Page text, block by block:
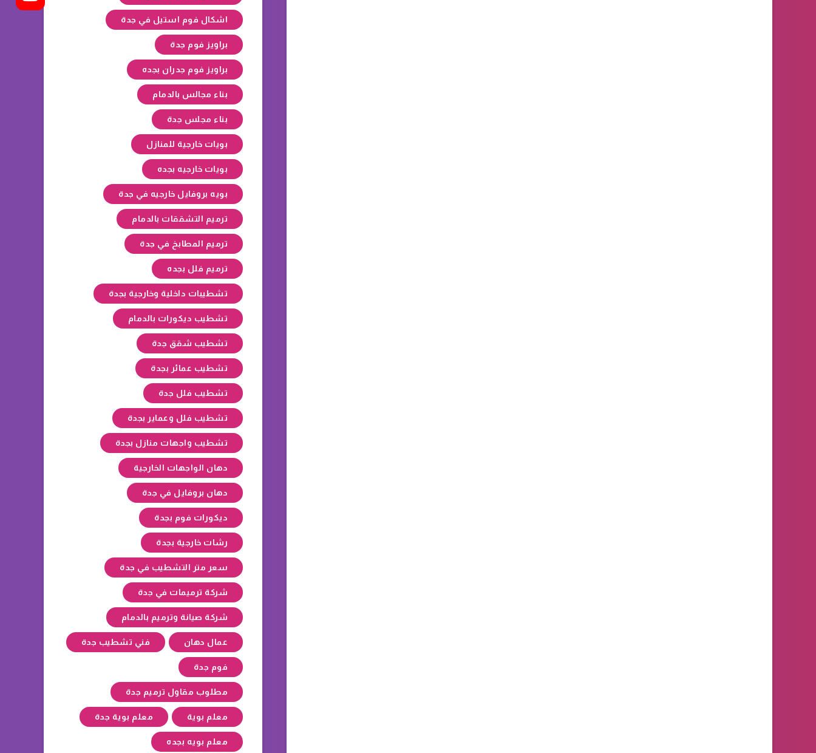
اشكال فوم استيل في جدة
براويز فوم جدة
براويز فوم جدران بجده
بناء مجالس بالدمام
بناء مجلس جدة
بويات خارجية للمنازل
بويات خارجيه بجده
بويه بروفايل خارجيه في جدة
ترميم التشققات بالدمام
ترميم المطابخ في جدة
ترميم فلل بجده
تشطيبات داخلية وخارجية بجدة
تشطيب ديكورات بالدمام
تشطيب شقق جدة
تشطيب عمائر بجدة
تشطيب فلل جدة
تشطيب فلل وعماير بجدة
تشطيب واجهات منازل بجدة
دهان الواجهات الخارجية
دهان بروفايل في جدة
ديكورات فوم بجدة
رشات خارجية بجدة
سعر متر التشطيب في جدة
شركة ترميمات في جدة
شركة صيانة وترميم بالدمام
عمال دهان فني تشطيب جدة
فوم جدة
مطلوب مقاول ترميم جدة
معلم بوية معلم بوية جدة
معلم بويه بجده